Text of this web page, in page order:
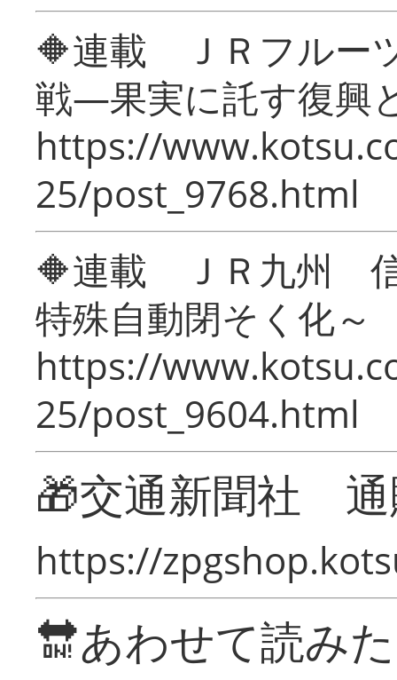
🔶連載 ＪＲフルー
戦―果実に託す復興
https://
25/post_9768.html
🔶連載 ＪＲ九州 信
特殊自動閉そく化～
https://
25/post_9604.html
🎁交通新聞社
https://
🔛あわせて読み